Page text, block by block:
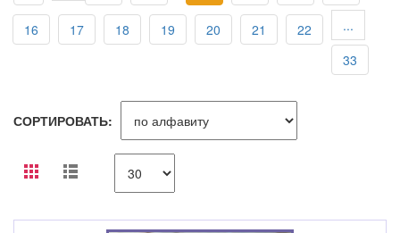
16 17 18 19 20 21 22
...
33
СОРТИРОВАТЬ: